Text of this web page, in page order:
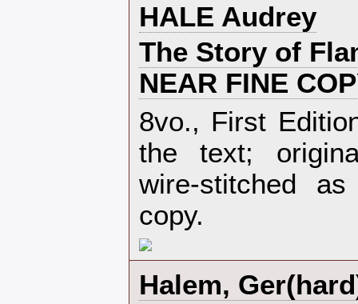
‎HALE Audrey‎
‎The Story of
NEAR FINE
‎8vo., First
the text;
wire-stitched
copy.‎
‎Halem,